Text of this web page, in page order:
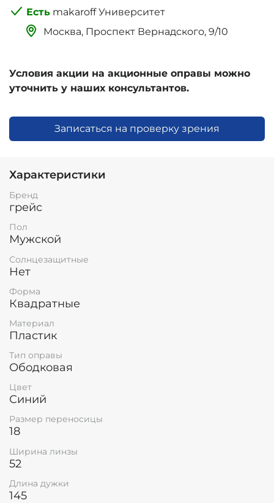
makaroff Университет
Москва, Проспект Вернадского, 9/10
Условия акции на акционные оправы можно
уточнить у наших консультантов.
Записаться на проверку зрения
Характеристики
Бренд
грейс
Пол
Мужской
Солнцезащитные
Нет
Форма
Квадратные
Материал
Пластик
Тип оправы
Ободковая
Цвет
Синий
Размер переносицы
18
Ширина линзы
52
Длина дужки
145